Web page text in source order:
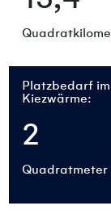
Platzbedarf
Kiezwärme:
2
Quadratmeter